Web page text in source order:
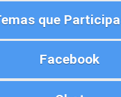
que
Facebook